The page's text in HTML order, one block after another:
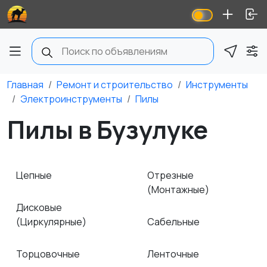
Главная Ремонт и строительство
Инструменты
Электроинструменты
Пилы
Пилы в Бузулуке
Цепные
Дисковые
(Циркулярные)
Торцовочные
Отрезные
(Монтажные)
Сабельные
Ленточные